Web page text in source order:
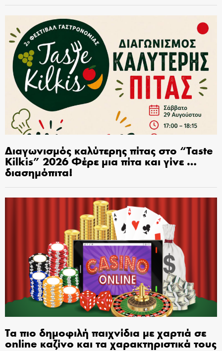
Διαγωνισμός καλύτερης πίτας στο “Taste
Kilkis” 2026 Φέρε μια πίτα και γίνε …
διασημόπιτα!
Τα πιο δημοφιλή παιχνίδια με χαρτιά σε
online καζίνο και τα χαρακτηριστικά τους